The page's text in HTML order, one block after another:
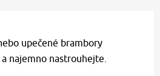
upečené brambory
najemno nastrouhejte.